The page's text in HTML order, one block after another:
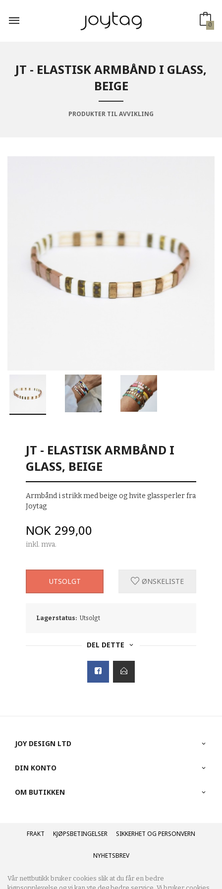
innholdet
0
JT - ELASTISK ARMBÅND I GLASS,
BEIGE
PRODUKTER TIL AVVIKLING
JT - ELASTISK ARMBÅND I
GLASS, BEIGE
Armbånd i strikk med beige og hvite glassperler fra
Joytag
Pris
NOK 299,00
inkl. mva.
UTSOLGT ØNSKELISTE
Lagerstatus: Utsolgt
DEL DETTE
JOY DESIGN LTD
DIN KONTO
OM BUTIKKEN
FRAKT KJØPSBETINGELSER SIKKERHET OG PERSONVERN
NYHETSBREV
Vår nettbutikk bruker cookies slik at du får en bedre